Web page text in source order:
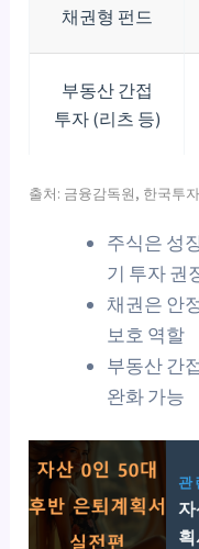
채권형 펀드
부동산 간접
투자 (리츠 등)
출처: 금융감독원, 한국투
주식은 성
기 투자 권
채권은 안
보호 역할
부동산 간
완화 가능
관
자